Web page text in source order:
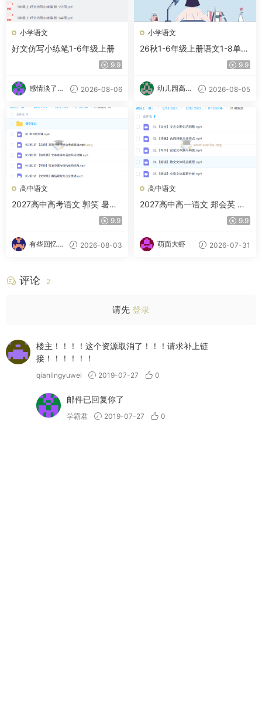
小学语文
好文仿写小练笔1-6年级上册
9.9
感情淡了请
2026-08-06
小学语文
26秋1-6年级上册语文1-8单元
9.9
幼儿园高材
2026-08-05
高中语文
2027高中高考语文 郭笑 暑假
9.9
有些回忆忘
2026-08-03
高中语文
2027高中高一语文 郑会英 暑
9.9
萌面大虾 2026-07-31
评论 2
请先 登录
楼主！！！！这个资源取消了！！！请求补上链
接！！！！！！
qianlingyuwei 2019-07-27 0
邮件已回复你了
学霸君 2019-07-27 0